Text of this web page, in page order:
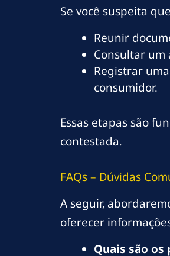
Se você suspeita
Reunir
Consultar um
Registrar
consumidor.
Essas etapas são
contestada.
FAQs – Dúvidas
A seguir,
oferecer
Quais são